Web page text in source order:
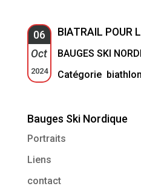
06
Oct
2024
BIATRAIL POUR
BAUGES SKI
Catégorie
Bauges Ski Nordique
Portraits
Liens
contact